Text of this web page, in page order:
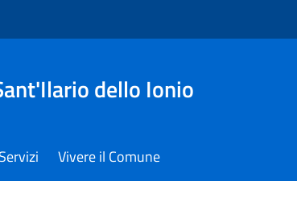
dello Ionio
Servizi Vivere il Comune